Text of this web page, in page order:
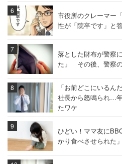
市役所のクレーマー
性が「院卒です」と
落とした財布が警察
た」 その後、警察
「お前どこにいるん
社長から怒鳴られ…
たワケ
ひどい！ママ友に
かり食べさせられた